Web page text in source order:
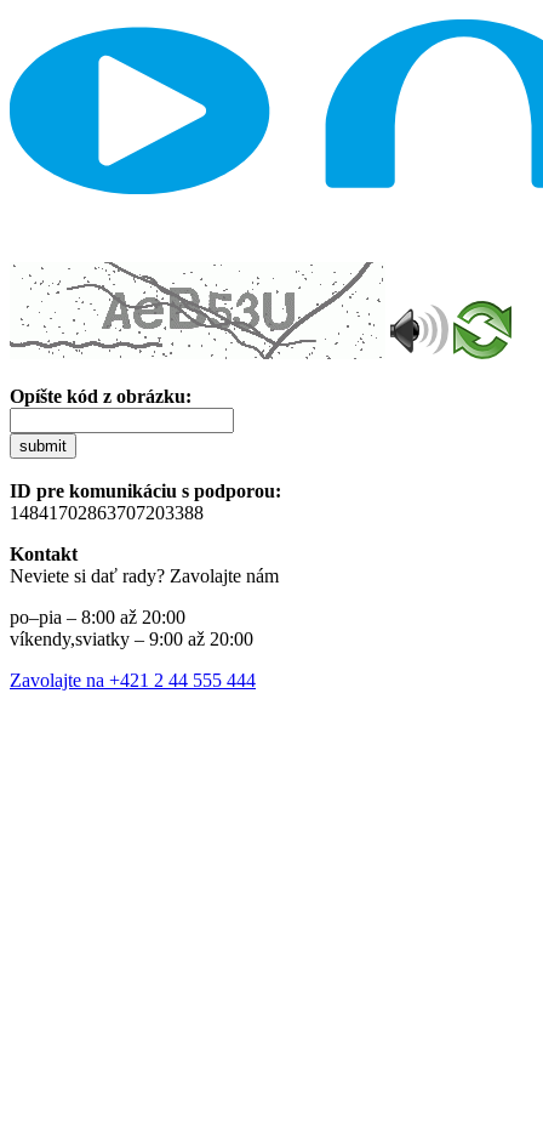
Opíšte kód z obrázku:
submit
ID pre komunikáciu s podporou:
14841702863707203388
Kontakt
Neviete si dať rady? Zavolajte nám
po–pia – 8:00 až 20:00
víkendy,sviatky – 9:00 až 20:00
Zavolajte na +421 2 44 555 444